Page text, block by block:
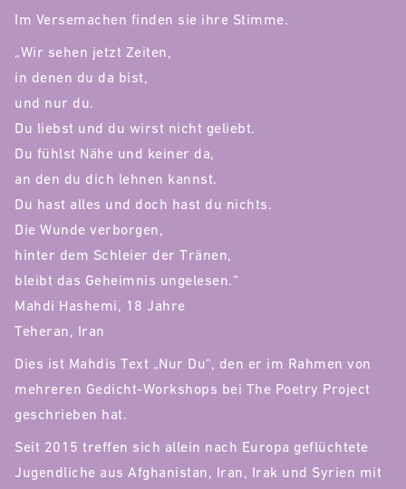
Im Versemachen finden sie ihre Stimme.
„Wir sehen jetzt Zeiten,
in denen du da bist,
und nur du.
Du liebst und du wirst nicht geliebt.
Du fühlst Nähe und keiner da,
an den du dich lehnen kannst.
Du hast alles und doch hast du nichts.
Die Wunde verborgen,
hinter dem Schleier der Tränen,
bleibt das Geheimnis ungelesen.“
Mahdi Hashemi, 18 Jahre
Teheran, Iran
Dies ist Mahdis Text „Nur Du“, den er im Rahmen von
mehreren Gedicht-Workshops bei The Poetry Project
geschrieben hat.
Seit 2015 treffen sich allein nach Europa geflüchtete
Jugendliche aus Afghanistan, Iran, Irak und Syrien mit